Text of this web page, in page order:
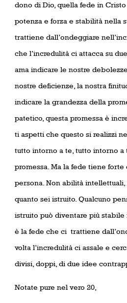
dono di Dio, quella fede in
potenza e forza e stabilità nella
trattiene dall’ondeggiare
che l’incredulità ci attacca su
ama indicare le nostre
nostre deficienze, la nostra
indicare la grandezza della
patetico, questa promessa è
ti aspetti che questo si realizzi
tutto intorno a te, tutto intorno a
promessa. Ma la fede tiene
persona. Non abilità intellettuali,
quanto sei istruito. Qualcuno
istruito può diventare più stabile
è la fede che ci trattiene
volta l’incredulità ci assale e
divisi, doppi, di due idee
Notate pure nel vero 20,